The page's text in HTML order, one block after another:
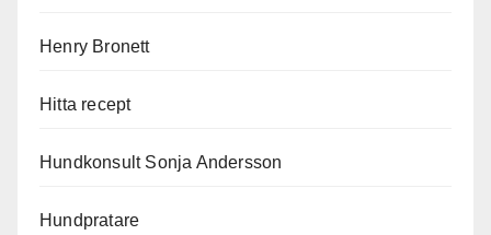
Henry Bronett
Hitta recept
Hundkonsult Sonja Andersson
Hundpratare